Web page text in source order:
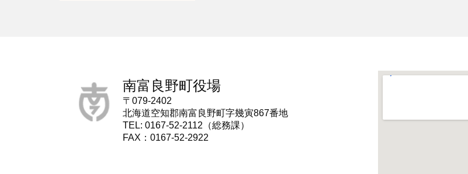
南富良野町役場
〒079-2402
北海道空知郡南富良野町字幾寅867番地
TEL: 0167-52-2112（総務課）
FAX：0167-52-2922